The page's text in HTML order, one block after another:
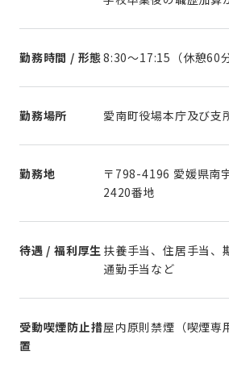
勤務時間 / 形態8:30～17:15（休憩60分
勤務場所 愛南町役場本庁及び支
勤務地
〒798-4196 愛媛県南
2420番地
待遇 / 福利厚生 扶養手当、住居手当、
通勤手当など
受動喫煙防止措
置
屋内原則禁煙（喫煙専